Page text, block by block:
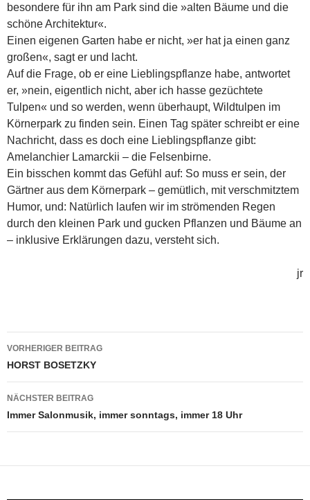
besondere für ihn am Park sind die »alten Bäume und die
schöne Architektur«.
Einen eigenen Garten habe er nicht, »er hat ja einen ganz
großen«, sagt er und lacht.
Auf die Frage, ob er eine Lieblingspflanze habe, antwortet
er, »nein, eigentlich nicht, aber ich hasse gezüchtete
Tulpen« und so werden, wenn überhaupt, Wildtulpen im
Körnerpark zu finden sein. Einen Tag später schreibt er eine
Nachricht, dass es doch eine Lieblingspflanze gibt:
Amelanchier Lamarckii – die Felsenbirne.
Ein bisschen kommt das Gefühl auf: So muss er sein, der
Gärtner aus dem Körnerpark – gemütlich, mit verschmitztem
Humor, und: Natürlich laufen wir im strömenden Regen
durch den kleinen Park und gucken Pflanzen und Bäume an
– inklusive Erklärungen dazu, versteht sich.
jr
Beitragsnavigation
VORHERIGER BEITRAG
HORST BOSETZKY
NÄCHSTER BEITRAG
Immer Salonmusik, immer sonntags, immer 18 Uhr